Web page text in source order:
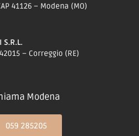
41126 – Modena (MO)
S.R.L.
– Correggio (RE)
Modena
059 285205